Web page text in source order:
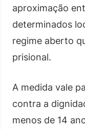
aproximação
determinados
regime aberto
prisional.
A medida vale
contra a
menos de 14